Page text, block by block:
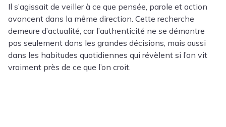
Il s’agissait de veiller à ce que pensée, parole et action
avancent dans la même direction. Cette recherche
demeure d’actualité, car l’authenticité ne se démontre
pas seulement dans les grandes décisions, mais aussi
dans les habitudes quotidiennes qui révèlent si l’on vit
vraiment près de ce que l’on croit.